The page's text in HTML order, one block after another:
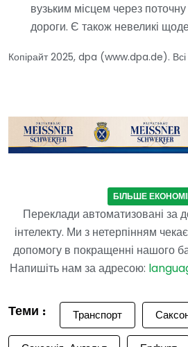
вузьким місцем через
дороги. Є також невеликі
Копірайт 2025, dpa (www.dpa.de). Всі
БІЛЬШЕ
Переклади автоматизовані за
інтелекту. Ми з нетерпінням
допомогу в покращенні нашого
Напишіть нам за адресою:
Теми : Транспорт